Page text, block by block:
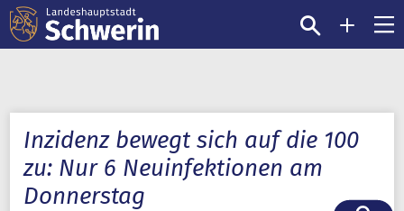
Inzidenz bewegt sich auf die 100
zu: Nur 6 Neuinfektionen am
Donnerstag